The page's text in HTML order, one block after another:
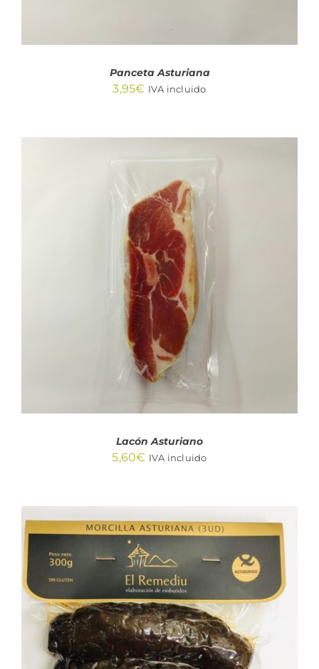
Panceta Asturiana
3,95€ IVA incluido
AÑADIR AL CARRITO
Lacón Asturiano
5,60€ IVA incluido
AÑADIR AL CARRITO
/
DETALLES